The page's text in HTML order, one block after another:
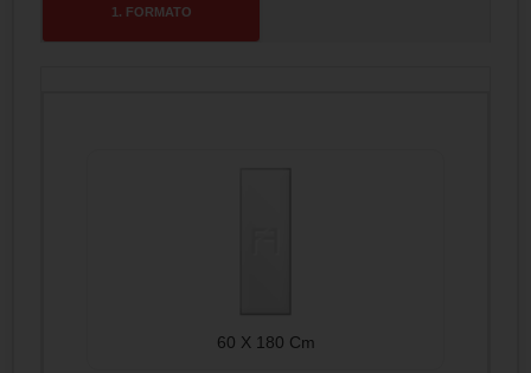
1 . FORMATO
60 X 180 Cm